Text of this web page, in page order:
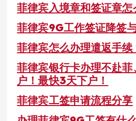
菲律宾入境章和签证章怎
菲律宾9G工作签证降签
菲律宾怎么办理遣返手续
菲律宾银行卡办理不赴
户！最快3天下户！
菲律宾工签申请流程分享